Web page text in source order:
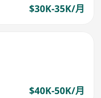
$30K-35K/月
$40K-50K/月